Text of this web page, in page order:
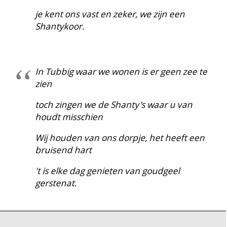
je kent ons vast en zeker, we zijn een
Shantykoor.
In Tubbig waar we wonen is er geen zee te
zien
toch zingen we de Shanty's waar u van
houdt misschien
Wij houden van ons dorpje, het heeft een
bruisend hart
't is elke dag genieten van goudgeel
gerstenat.